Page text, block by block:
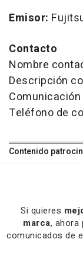
Emisor:
Contacto
Nombre
Descripción
Comunicación
Teléfono de
Contenido
Si quieres
marca, ahora
comunicados de